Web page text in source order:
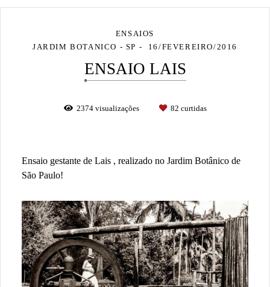
ENSAIOS
JARDIM BOTANICO - SP
16/FEVEREIRO/2016
ENSAIO LAIS
2374visualizações 82 curtidas
Ensaio gestante de Lais , realizado no Jardim Botânico de
São Paulo!